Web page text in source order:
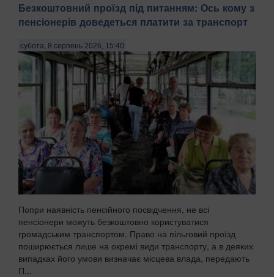
Безкоштовний проїзд під питанням: Ось кому з
пенсіонерів доведеться платити за транспорт
субота, 8 серпень 2026, 15:40
Попри наявність пенсійного посвідчення, не всі
пенсіонери можуть безкоштовно користуватися
громадським транспортом. Право на пільговий проїзд
поширюється лише на окремі види транспорту, а в деяких
випадках його умови визначає місцева влада, передають
П...